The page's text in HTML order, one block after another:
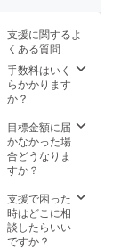
ご自身
で製作
されて
いるハ
ンドメ
イド商
ル商品
に限定
させて
※備考欄
にてイ
ンスタ
グラム
れば可
す。 熊
本県内
であれ
ば実際
に訪問
撮影が
可能で
す。 公
共の場
み面会
しま
す。
【ご紹
支援に関するよ
くある質問
手数料はいく
らかかります
か？
目標金額に届
かなかった場
合どうなりま
すか？
支援で困った
時はどこに相
談したらいい
ですか？